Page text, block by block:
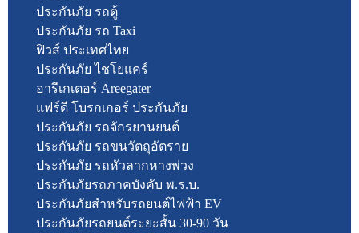
ประกันภัย รถตู้
ประกันภัย รถ Taxi
ฟิวส์ ประเทศไทย
ประกันภัย ไชโยแคร์
อารีเกเตอร์ Areegater
แฟร์ดี โบรกเกอร์ ประกันภัย
ประกันภัย รถจักรยานยนต์
ประกันภัย รถขนวัตถุอัตราย
ประกันภัย รถหัวลากหางพ่วง
ประกันภัยรถภาคบังคับ พ.ร.บ.
ประกันภัยสำหรับรถยนต์ไฟฟ้า EV
ประกันภัยรถยนต์ระยะสั้น 30-90 วัน